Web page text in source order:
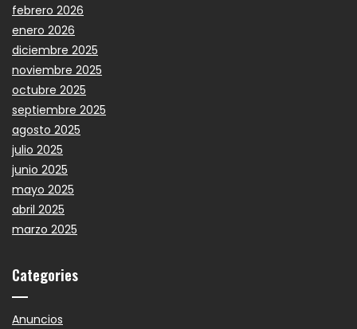
febrero 2026
enero 2026
diciembre 2025
noviembre 2025
octubre 2025
septiembre 2025
agosto 2025
julio 2025
junio 2025
mayo 2025
abril 2025
marzo 2025
Categories
Anuncios